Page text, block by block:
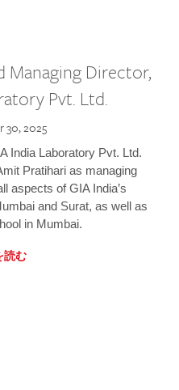
Managing Director,
Pvt. Ltd.
30, 2025
India Laboratory Pvt. Ltd.
Pratihari as managing
aspects of GIA India’s
and Surat, as well as
in Mumbai.
読む